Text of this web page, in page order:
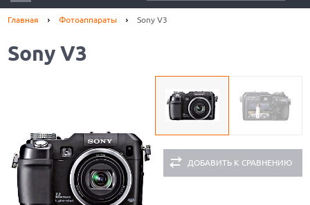
Главная Фотоаппараты Sony V3
Sony V3
ДОБАВИТЬ К СРАВНЕНИЮ